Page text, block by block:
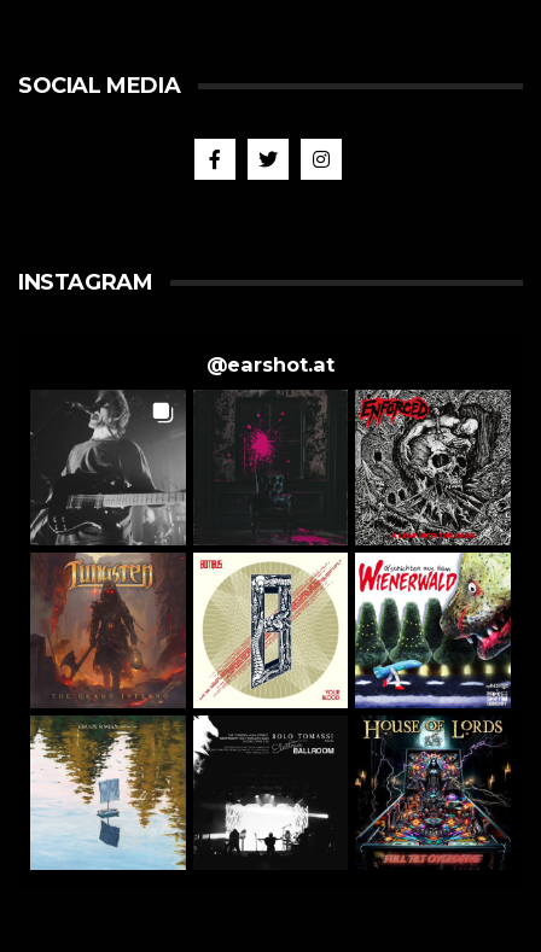
SOCIAL MEDIA
INSTAGRAM
@earshot.at